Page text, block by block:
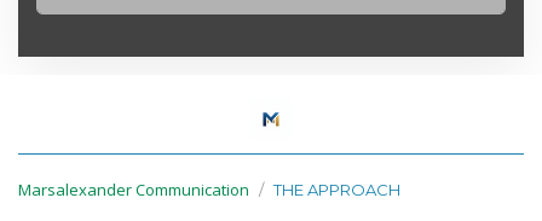
Marsalexander Communication THE APPROACH